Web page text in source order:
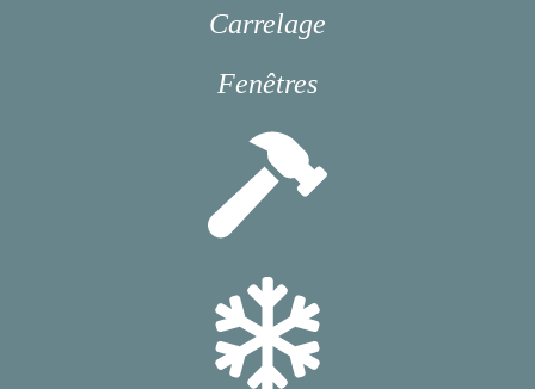
Carrelage
Fenêtres